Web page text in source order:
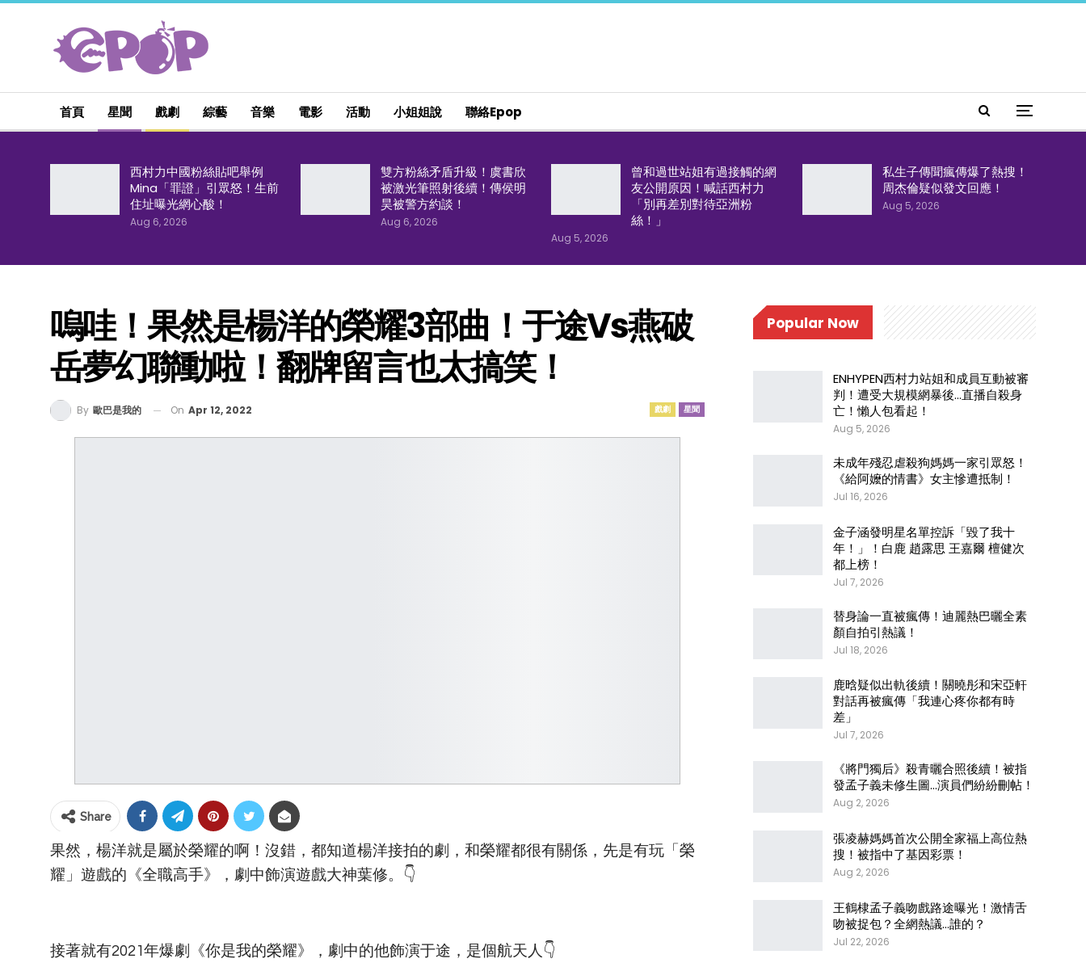
首頁 星聞 戲劇 綜藝 音樂 電影 活動 小姐姐說 聯絡epop
西村力中國粉絲貼吧舉例
Mina「罪證」引眾怒！生前
住址曝光網心酸！
Aug 6, 2026
雙方粉絲矛盾升級！虞書欣
被激光筆照射後續！傳侯明
昊被警方約談！
Aug 6, 2026
曾和過世站姐有過接觸的網
友公開原因！喊話西村力
「別再差別對待亞洲粉
絲！」
Aug 5, 2026
私生子傳聞瘋傳爆了熱搜！
周杰倫疑似發文回應！
Aug 5, 2026
嗚哇！果然是楊洋的榮耀3部曲！于途vs燕破
岳夢幻聯動啦！翻牌留言也太搞笑！
戲劇 星聞
By 歐巴是我的 On Apr 12, 2022
Share
果然，楊洋就是屬於榮耀的啊！沒錯，都知道楊洋接拍的劇，和榮耀都很有關係，先是有玩「榮
耀」遊戲的《全職高手》，劇中飾演遊戲大神葉修。👇
接著就有2021年爆劇《你是我的榮耀》，劇中的他飾演于途，是個航天人👇
Popular Now
ENHYPEN西村力站姐和成員互動被審
判！遭受大規模網暴後…直播自殺身
亡！懶人包看起！
Aug 5, 2026
未成年殘忍虐殺狗媽媽一家引眾怒！
《給阿嬤的情書》女主慘遭抵制！
Jul 16, 2026
金子涵發明星名單控訴「毀了我十
年！」！白鹿 趙露思 王嘉爾 檀健次
都上榜！
Jul 7, 2026
替身論一直被瘋傳！迪麗熱巴曬全素
顏自拍引熱議！
Jul 18, 2026
鹿晗疑似出軌後續！關曉彤和宋亞軒
對話再被瘋傳「我連心疼你都有時
差」
Jul 7, 2026
《將門獨后》殺青曬合照後續！被指
發孟子義未修生圖…演員們紛紛刪帖！
Aug 2, 2026
張凌赫媽媽首次公開全家福上高位熱
搜！被指中了基因彩票！
Aug 2, 2026
王鶴棣孟子義吻戲路途曝光！激情舌
吻被捉包？全網熱議…誰的？
Jul 22, 2026